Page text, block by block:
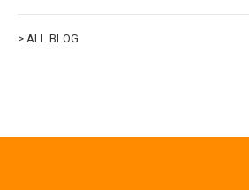
> ALL BLOG